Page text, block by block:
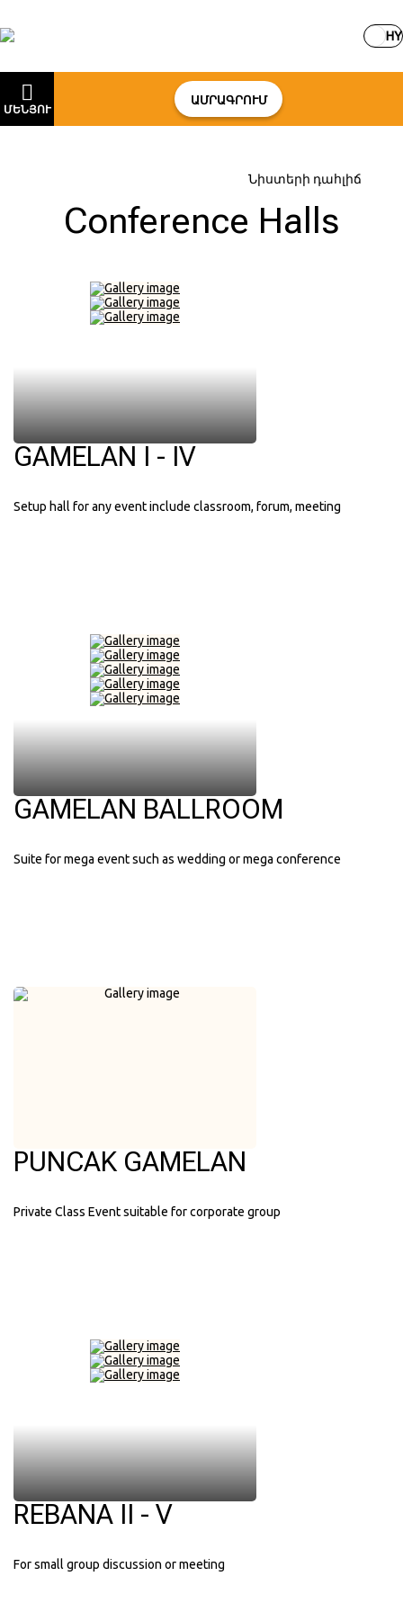
HY
ՄԵՆՅՈՒ
ԱՄՐԱԳՐՈՒՄ
Նիստերի դահլիճ
Conference Halls
GAMELAN I - IV
Setup hall for any event include classroom, forum, meeting
GAMELAN BALLROOM
Suite for mega event such as wedding or mega conference
PUNCAK GAMELAN
Private Class Event suitable for corporate group
REBANA II - V
For small group discussion or meeting